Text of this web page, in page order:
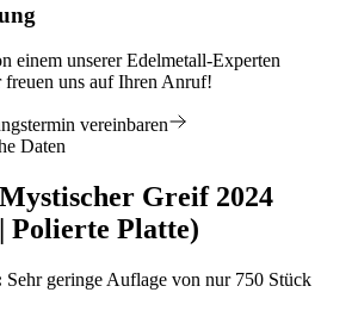
einem unserer Edelmetall-Experten
uns auf Ihren Anruf!
vereinbaren
Daten
Greif 2024
Polierte Platte)
Sehr geringe Auflage von nur 750 Stück